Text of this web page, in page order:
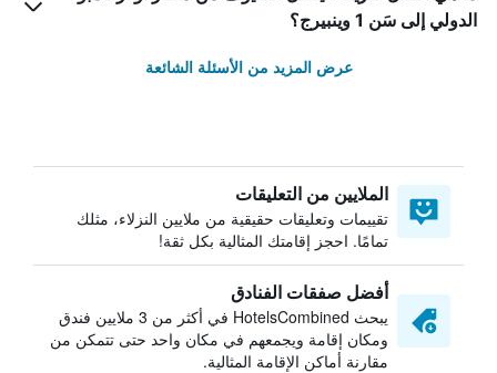
الدولي إلى سَن 1 وينبيرج؟
عرض المزيد من الأسئلة الشائعة
الملايين من التعليقات
تقييمات وتعليقات حقيقية من ملايين النزلاء، مثلك
تمامًا. احجز إقامتك المثالية بكل ثقة!
أفضل صفقات الفنادق
يبحث HotelsCombined في أكثر من 3 ملايين فندق
ومكان إقامة ويجمعهم في مكان واحد حتى تتمكن من
مقارنة أماكن الإقامة المثالية.